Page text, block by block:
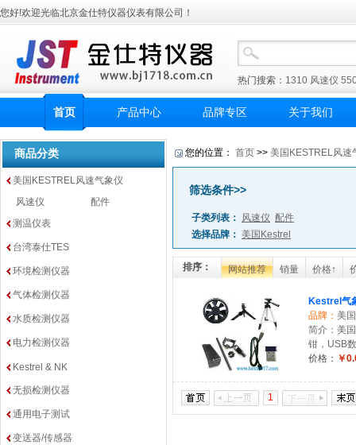
您好!欢迎光临北京金仕特仪器仪表有限公司！
热门搜索： 1310 风速仪
首页 产品中心 品牌专区 关于我们
商品分类
美国KESTREL风速气象仪
风速仪
配件
测温仪表
台湾泰仕TES
环境检测仪器
气体检测仪器
水质检测仪器
电力检测仪器
Kestrel & NK
无损检测仪器
通用电子测试
变送器/传感器
您的位置： 首页 >> 美国KESTREL风速
筛选条件>>
子类列表： 风速仪 配件
选择品牌： 美国Kestrel
排序： 网站推荐 销量 价格↑
Kestrel气
品牌： 美
简介：美
钳，USB
价格： ￥
1